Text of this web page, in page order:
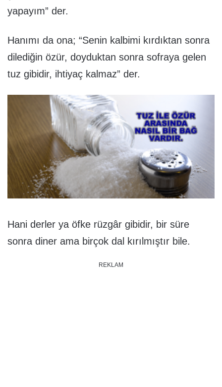
yapayım” der.
Hanımı da ona; “Senin kalbimi kırdıktan sonra
dilediğin özür, doyduktan sonra sofraya gelen
tuz gibidir, ihtiyaç kalmaz” der.
Hani derler ya öfke rüzgâr gibidir, bir süre
sonra diner ama birçok dal kırılmıştır bile.
REKLAM